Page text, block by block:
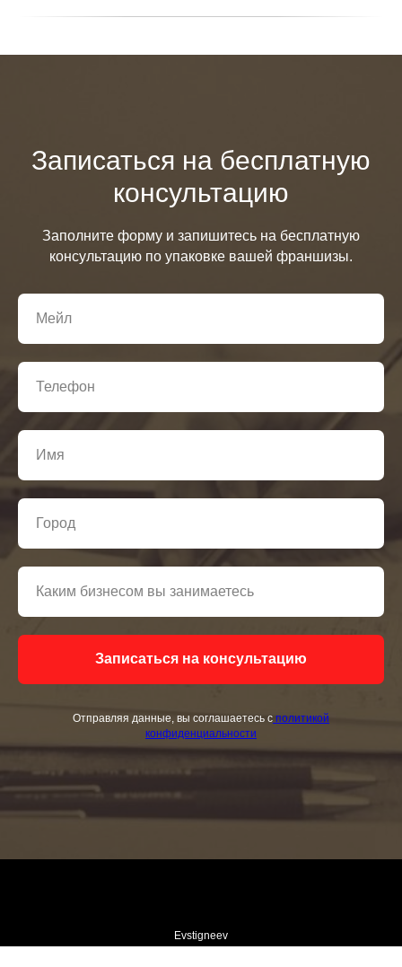
Записаться на бесплатную
консультацию
Заполните форму и запишитесь на бесплатную
консультацию по упаковке вашей франшизы.
Записаться на консультацию
Отправляя данные, вы соглашаетесь с политикой
конфиденциальности
Evstigneev